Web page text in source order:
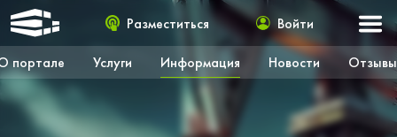
портале Услуги Информация Новости Отзывы
Разместиться Войти